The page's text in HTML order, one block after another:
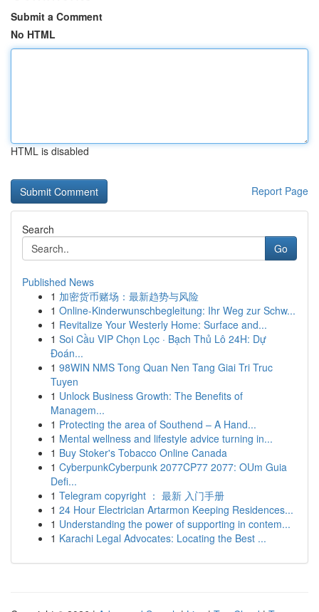
Submit a Comment
No HTML
HTML is disabled
Report Page
Search
Go
Published News
1 加密货币赌场：最新趋势与风险
1 Online-Kinderwunschbegleitung: Ihr Weg zur Schw...
1 Revitalize Your Westerly Home: Surface and...
1 Soi Cầu VIP Chọn Lọc · Bạch Thủ Lô 24H: Dự
Đoán...
1 98WIN NMS Tong Quan Nen Tang Giai Tri Truc
Tuyen
1 Unlock Business Growth: The Benefits of
Managem...
1 Protecting the area of Southend – A Hand...
1 Mental wellness and lifestyle advice turning in...
1 Buy Stoker's Tobacco Online Canada
1 CyberpunkCyberpunk 2077CP77 2077: OUm Guia
Defi...
1 Telegram copyright ： 最新 入门手册
1 24 Hour Electrician Artarmon Keeping Residences...
1 Understanding the power of supporting in contem...
1 Karachi Legal Advocates: Locating the Best ...